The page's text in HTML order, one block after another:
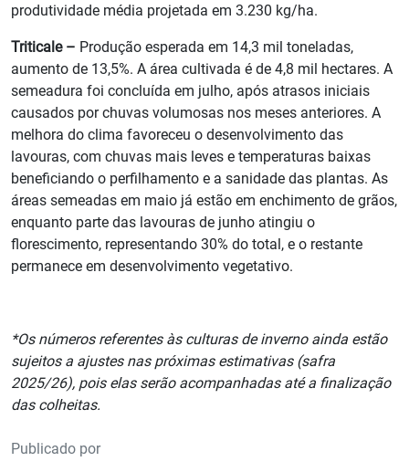
produtividade média projetada em 3.230 kg/ha.
Triticale – Produção esperada em 14,3 mil toneladas,
aumento de 13,5%. A área cultivada é de 4,8 mil hectares. A
semeadura foi concluída em julho, após atrasos iniciais
causados por chuvas volumosas nos meses anteriores. A
melhora do clima favoreceu o desenvolvimento das
lavouras, com chuvas mais leves e temperaturas baixas
beneficiando o perfilhamento e a sanidade das plantas. As
áreas semeadas em maio já estão em enchimento de grãos,
enquanto parte das lavouras de junho atingiu o
florescimento, representando 30% do total, e o restante
permanece em desenvolvimento vegetativo.
*Os números referentes às culturas de inverno ainda estão
sujeitos a ajustes nas próximas estimativas (safra
2025/26), pois elas serão acompanhadas até a finalização
das colheitas.
Publicado por